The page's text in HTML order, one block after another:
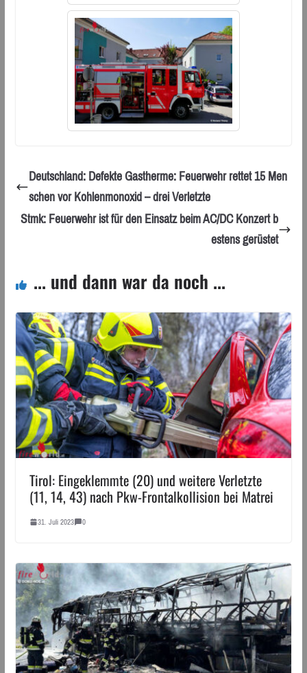
Deutschland: Defekte Gastherme: Feuerwehr rettet 15 Men
schen vor Kohlenmonoxid – drei Verletzte
Stmk: Feuerwehr ist für den Einsatz beim AC/DC Konzert b
estens gerüstet
... und dann war da noch ...
Tirol: Eingeklemmte (20) und weitere Verletzte
(11, 14, 43) nach Pkw-Frontalkollision bei Matrei
31. Juli 2023 0